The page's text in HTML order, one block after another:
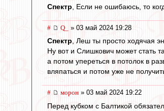
Спектр , Если не ошибаюсь, то
# Q_ » 03 май 2024 19:28
Спектр, Леш ты просто ходячая
Ну вот и Слишкович может стать
а потом упереться в потолок в
вляпаться и потом уже не
# морон » 03 май 2024 19:22
Перед кубком с Балтикой